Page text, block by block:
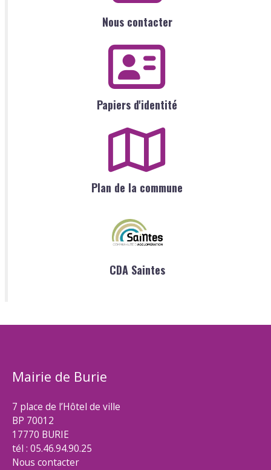
Nous contacter
Papiers d'identité
Plan de la commune
CDA Saintes
Mairie de Burie
7 place de l’Hôtel de ville
BP 70012
17770 BURIE
tél : 05.46.94.90.25
Nous contacter